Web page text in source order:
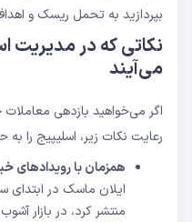
بپردازید به تحمل ریسک و
نکاتی که در مدیریت
می‌آیند
اگر می‌خواهید بازدهی معاملات
رعایت نکات زیر، اسلیپیج را به
همزمان با رویدادهای
منتشر کرد، در بازار